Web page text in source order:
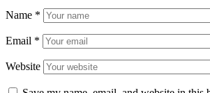
Name *
Email *
Website